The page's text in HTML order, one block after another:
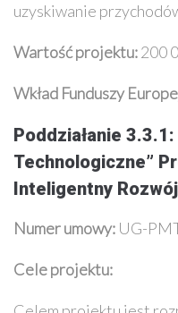
uzyskiwanie
Wartość projektu:200
Wkład Funduszy
Poddziałanie
Technologiczne”
Inteligentny
Numer umowy: UG-
Cele projektu: